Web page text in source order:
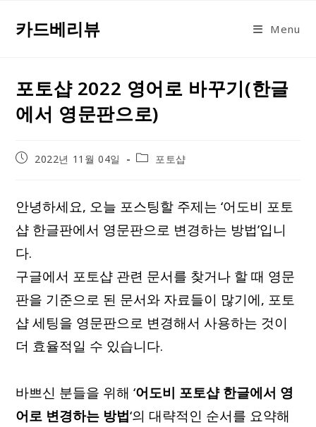
카드베리뷰 Menu
포토샵 2022 영어로 바꾸기(한글
에서 영문판으로)
Post2022년 11월 04일
Post포토샵
안녕하세요, 오늘 포스팅할 주제는 ‘어도비 포토
샵 한글판에서 영문판으로 변경하는 방법’입니
다.
구글에서 포토샵 관련 문서를 찾거나 할 때 영문
판을 기준으로 된 문서와 자료들이 많기에, 포토
샵 세팅을 영문판으로 변경해서 사용하는 것이
더 효율적일 수 있습니다.
바쁘신 분들을 위해 ‘어도비 포토샵 한글에서 영
어로 변경하는 방법‘의 대략적인 순서를 요약해